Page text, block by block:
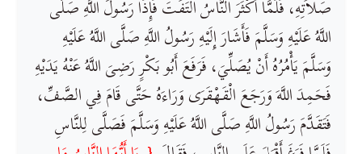
صَلاَتِهِ، فَلَمَّا أَكْثَرَ النَّاسُ الْتَفَتَ فَإِذَا رَسُولُ اللَّهِ صَلَّى
اللَّهُ عَلَيْهِ وَسَلَّمَ فَأَشَارَ إِلَيْهِ رَسُولُ اللَّهِ صَلَّى اللَّهُ عَلَيْهِ
وَسَلَّمَ يَأْمُرُهُ أَنْ يُصَلِّيَ، فَرَفَعَ أَبُو بَكْرٍ رَضِىَ اللَّهُ عَنْهُ يَدَيْهِ
فَحَمِدَ اللَّهَ وَرَجَعَ الْقَهْقَرَى وَرَاءَهُ حَتَّى قَامَ فِي الصَّفِّ،
فَتَقَدَّمَ رَسُولُ اللَّهِ صَلَّى اللَّهُ عَلَيْهِ وَسَلَّمَ فَصَلَّى لِلنَّاسِ